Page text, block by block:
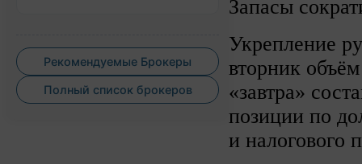
Рекомендуемые Брокеры
Полный список брокеров
Запасы
Укрепление
вторник
«завтра»
позиции по
и налогового